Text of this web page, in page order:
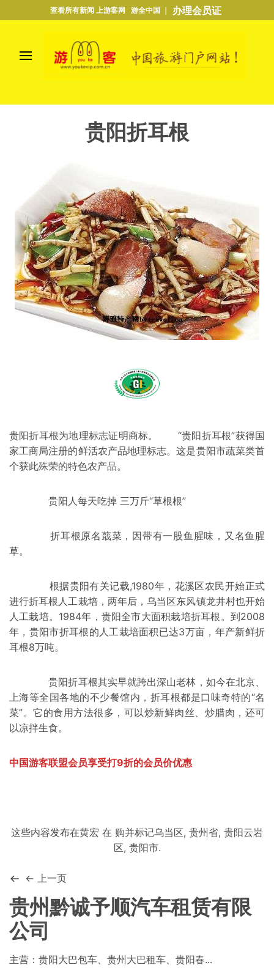
查看所有新闻 上游客网 游全中国 ｜ 办理会员证
贵阳折耳根
贵阳折耳根为地理标志证明商标。 “贵阳折耳根”获得国
家工商局注册的鲜活农产品地理标志。这是贵阳市蔬菜类首
个获此殊荣的特色农产品。
贵阳人每天吃掉 三万斤“草根根”
折耳根原名蕺菜，因带有一股鱼腥味，又名鱼腥
草。
根据贵阳有关记载,1980年， 花溪区农民开始正式
进行折耳根人工栽培，两年后，乌当区东风镇龙井村也开始
人工栽培。1984年，贵阳全市大面积栽培折耳根。到2008
年，贵阳市折耳根的人工栽培面积已达3万亩，年产新鲜折
耳根8万吨。
贵阳折耳根其实早就跨出深山老林，如今在北京
上海等全国各地的不少餐馆内，折耳根都是口味奇特的“名
菜”。它的食用方法很多，可以炒新鲜肉丝、炒腊肉 ，还可
以凉拌生食。
中国游客联盟会员享受打9折的会员价优惠
这些内容发布在黄宏 在 购并标记乌当区, 贵州省, 贵阳云岩
区, 贵阳市.
← 上一页
贵州黔诚予顺汽车租赁有限
公司
主营：贵阳大巴包车、贵州大巴租车、贵阳春...